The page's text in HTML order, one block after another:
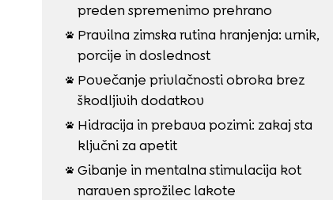
preden spremenimo prehrano

Pravilna zimska rutina hranjenja: urnik,
porcije in doslednost

Povečanje privlačnosti obroka brez
škodljivih dodatkov

Hidracija in prebava pozimi: zakaj sta
ključni za apetit
 Gibanje in mentalna stimulacija kot
naraven sprožilec lakote